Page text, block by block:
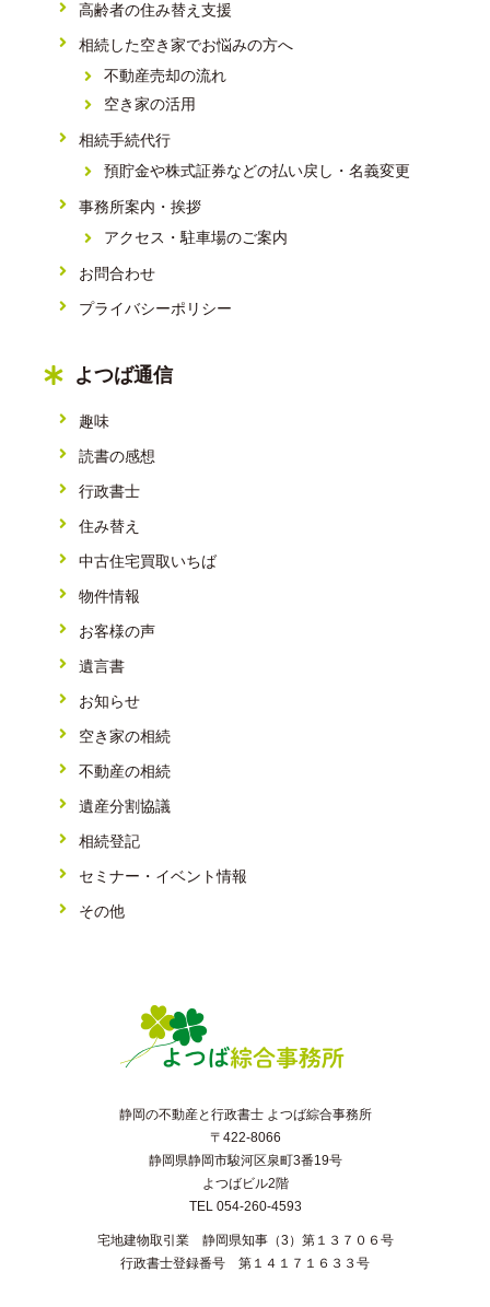
高齢者の住み替え支援
相続した空き家でお悩みの方へ
不動産売却の流れ
空き家の活用
相続手続代行
預貯金や株式証券などの払い戻し・名義変更
事務所案内・挨拶
アクセス・駐車場のご案内
お問合わせ
プライバシーポリシー
よつば通信
趣味
読書の感想
行政書士
住み替え
中古住宅買取いちば
物件情報
お客様の声
遺言書
お知らせ
空き家の相続
不動産の相続
遺産分割協議
相続登記
セミナー・イベント情報
その他
静岡の不動産と行政書士 よつば綜合事務所
〒422-8066
静岡県静岡市駿河区泉町3番19号
よつばビル2階
TEL 054-260-4593
宅地建物取引業 静岡県知事（3）第１３７０６号
行政書士登録番号 第１４１７１６３３号